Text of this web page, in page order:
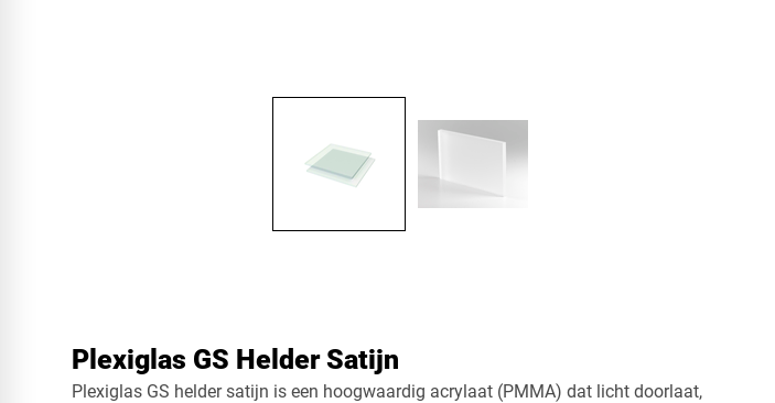
Plexiglas GS Helder Satijn
Plexiglas GS helder satijn is een hoogwaardig acrylaat (PMMA) dat licht doorlaat,